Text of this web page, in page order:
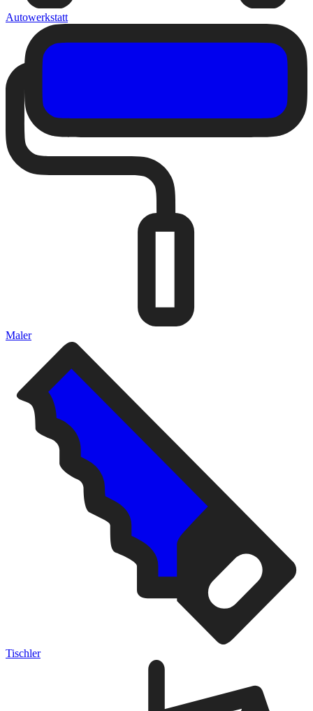
Autowerkstatt
Maler
Tischler